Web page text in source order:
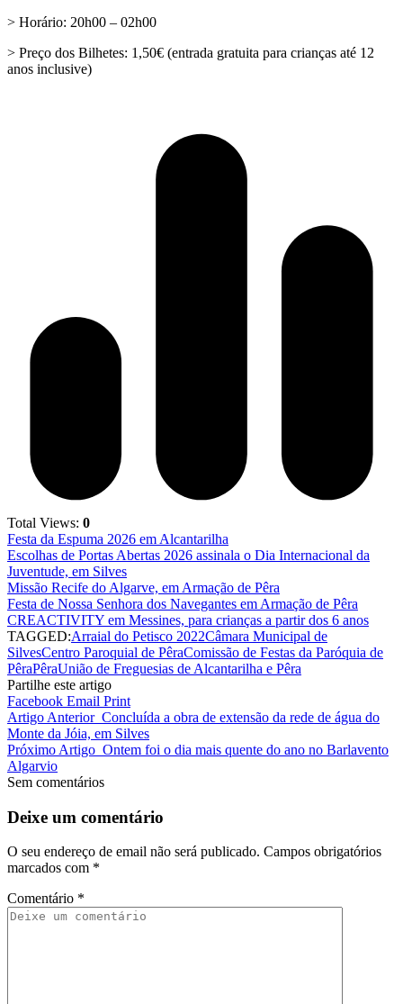
> Horário: 20h00 – 02h00
> Preço dos Bilhetes: 1,50€ (entrada gratuita para crianças até 12
anos inclusive)
Total Views: 0
Festa da Espuma 2026 em Alcantarilha
Escolhas de Portas Abertas 2026 assinala o Dia Internacional da
Juventude, em Silves
Missão Recife do Algarve, em Armação de Pêra
Festa de Nossa Senhora dos Navegantes em Armação de Pêra
CREACTIVITY em Messines, para crianças a partir dos 6 anos
TAGGED:Arraial do Petisco 2022Câmara Municipal de
SilvesCentro Paroquial de PêraComissão de Festas da Paróquia de
PêraPêraUnião de Freguesias de Alcantarilha e Pêra
Partilhe este artigo
Facebook Email Print
Artigo Anterior Concluída a obra de extensão da rede de água do
Monte da Jóia, em Silves
Próximo Artigo Ontem foi o dia mais quente do ano no Barlavento
Algarvio
Sem comentários
Deixe um comentário
O seu endereço de email não será publicado. Campos obrigatórios
marcados com *
Comentário *